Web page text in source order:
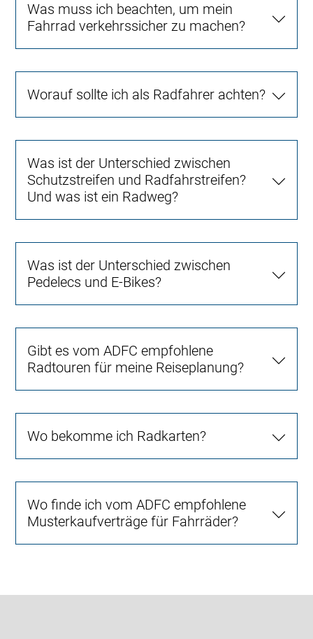
Was muss ich beachten, um mein
Fahrrad verkehrssicher zu machen?
Worauf sollte ich als Radfahrer achten?
Was ist der Unterschied zwischen
Schutzstreifen und Radfahrstreifen?
Und was ist ein Radweg?
Was ist der Unterschied zwischen
Pedelecs und E-Bikes?
Gibt es vom ADFC empfohlene
Radtouren für meine Reiseplanung?
Wo bekomme ich Radkarten?
Wo finde ich vom ADFC empfohlene
Musterkaufverträge für Fahrräder?